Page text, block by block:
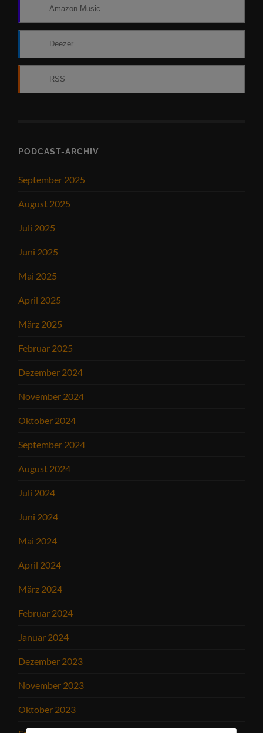
Amazon Music
Deezer
RSS
PODCAST-ARCHIV
September 2025
August 2025
Juli 2025
Juni 2025
Mai 2025
April 2025
März 2025
Februar 2025
Dezember 2024
November 2024
Oktober 2024
September 2024
August 2024
Juli 2024
Juni 2024
Mai 2024
April 2024
März 2024
Februar 2024
Januar 2024
Dezember 2023
November 2023
Oktober 2023